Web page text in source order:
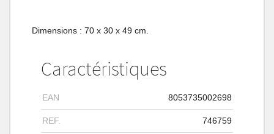
Dimensions : 70 x 30 x 49 cm.
Caractéristiques
EAN 8053735002698
REF. 746759